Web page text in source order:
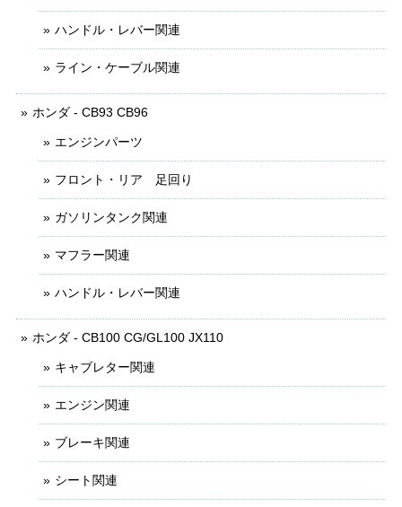
ハンドル・レバー関連
ライン・ケーブル関連
ホンダ - CB93 CB96
エンジンパーツ
フロント・リア 足回り
ガソリンタンク関連
マフラー関連
ハンドル・レバー関連
ホンダ - CB100 CG/GL100 JX110
キャブレター関連
エンジン関連
ブレーキ関連
シート関連